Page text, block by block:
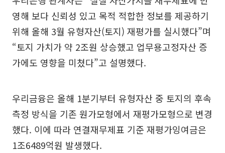
영해 보다 신뢰성 있고 목적 적합한 정보를 제공하기
위해 올해 3월 유형자산(토지) 재평가를 실시했다”며
“토지 가치가 약 2조원 상승했고 업무용고정자산 증
가에도 영향을 미쳤다”고 설명했다.
우리금융은 올해 1분기부터 유형자산 중 토지의 후속
측정 방식을 기존 원가모형에서 재평가모형으로 변경
했다. 이에 따라 연결재무제표 기준 재평가잉여금은
1조6489억원 발생했다.